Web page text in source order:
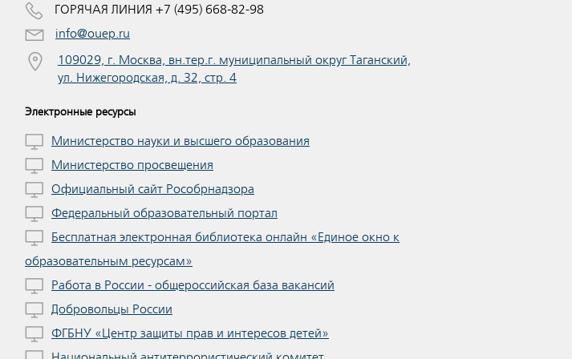
ГОРЯЧАЯ ЛИНИЯ +7 (495) 668-82-98
info@ouep.ru
109029, г. Москва, вн.тер.г. муниципальный округ Таганский,
ул. Нижегородская, д. 32, стр. 4
Электронные ресурсы
Министерство науки и высшего образования
Министерство просвещения
Официальный сайт Рособрнадзора
Федеральный образовательный портал
Бесплатная электронная библиотека онлайн «Единое окно к
образовательным ресурсам»
Работа в России - общероссийская база вакансий
Добровольцы России
ФГБНУ «Центр защиты прав и интересов детей»